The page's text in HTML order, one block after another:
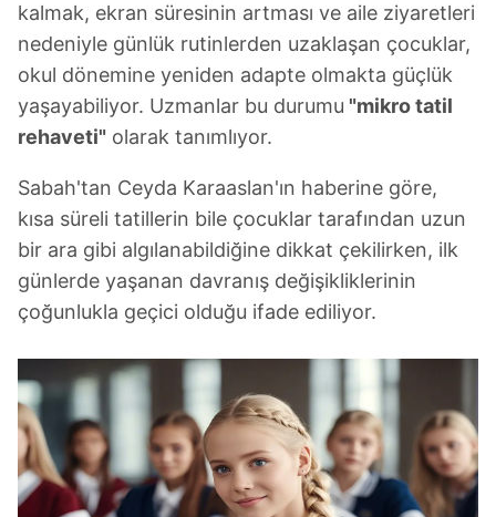
kalmak, ekran süresinin artması ve aile ziyaretleri
nedeniyle günlük rutinlerden uzaklaşan çocuklar,
okul dönemine yeniden adapte olmakta güçlük
yaşayabiliyor. Uzmanlar bu durumu "mikro tatil
rehaveti" olarak tanımlıyor.
Sabah'tan Ceyda Karaaslan'ın haberine göre,
kısa süreli tatillerin bile çocuklar tarafından uzun
bir ara gibi algılanabildiğine dikkat çekilirken, ilk
günlerde yaşanan davranış değişikliklerinin
çoğunlukla geçici olduğu ifade ediliyor.